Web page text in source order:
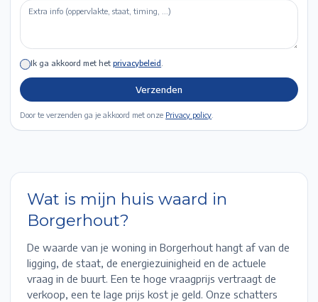
Ik ga akkoord met het privacybeleid
Verzenden
Door te verzenden ga je akkoord met onze Privacy policy
Wat is mijn huis waard in
Borgerhout?
De waarde van je woning in Borgerhouthangt af van de
ligging, de staat, de energiezuinigheid en de actuele
vraag in de buurt. Een te hoge vraagprijs vertraagt de
verkoop, een te lage prijs kost je geld. Onze schatters